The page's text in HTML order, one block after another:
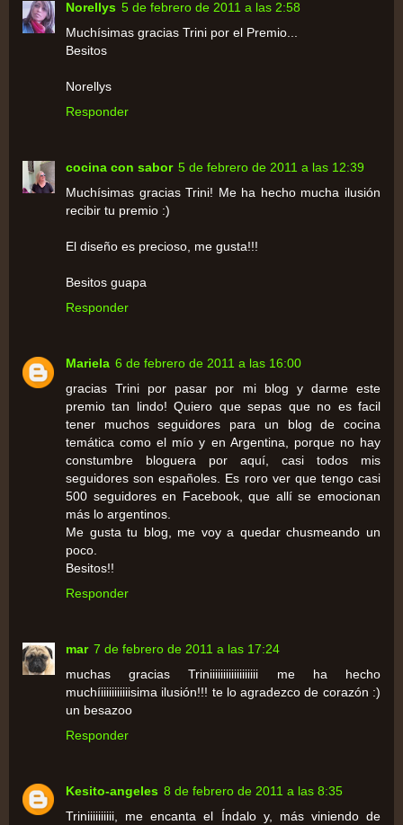
Norellys 5 de febrero de 2011 a las 2:58
Muchísimas gracias Trini por el Premio...
Besitos
Norellys
Responder
cocina con sabor 5 de febrero de 2011 a las 12:39
Muchísimas gracias Trini! Me ha hecho mucha ilusión
recibir tu premio :)
El diseño es precioso, me gusta!!!
Besitos guapa
Responder
Mariela 6 de febrero de 2011 a las 16:00
gracias Trini por pasar por mi blog y darme este
premio tan lindo! Quiero que sepas que no es facil
tener muchos seguidores para un blog de cocina
temática como el mío y en Argentina, porque no hay
constumbre bloguera por aquí, casi todos mis
seguidores son españoles. Es roro ver que tengo casi
500 seguidores en Facebook, que allí se emocionan
más lo argentinos.
Me gusta tu blog, me voy a quedar chusmeando un
poco.
Besitos!!
Responder
mar 7 de febrero de 2011 a las 17:24
muchas gracias Triniiiiiiiiiiiiiiiiii me ha hecho
muchíiiiiiiiiiiisima ilusión!!! te lo agradezco de corazón :)
un besazoo
Responder
Kesito-angeles 8 de febrero de 2011 a las 8:35
Triniiiiiiiiii, me encanta el Índalo y, más viniendo de